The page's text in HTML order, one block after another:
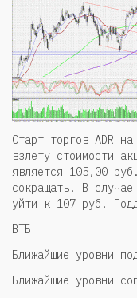
Старт торгов ADR
взлету стоимости
является 105,00
сокращать. В
уйти к 107 руб.
ВТБ
Ближайшие уровни
Ближайшие уровни